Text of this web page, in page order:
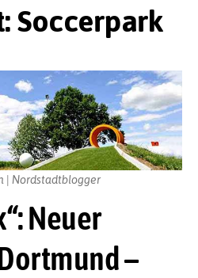
Soccerpark
Neuer
–
| Nordstadtblogger